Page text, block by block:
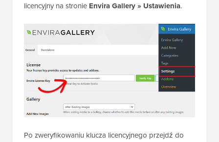
licencyjny na stronie Envira Gallery » Ustawienia.
Po zweryfikowaniu klucza licencyjnego przejdź do